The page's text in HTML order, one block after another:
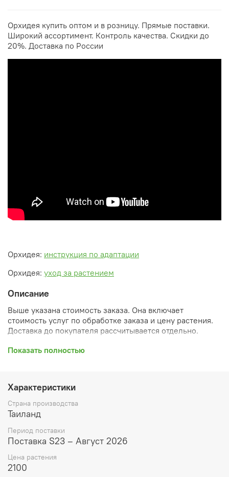
Орхидея купить оптом и в розницу. Прямые поставки.
Широкий ассортимент. Контроль качества. Скидки до
20%. Доставка по России
Орхидея: инструкция по адаптации
Орхидея: уход за растением
Описание
Выше указана стоимость заказа. Она включает
стоимость услуг по обработке заказа и цену растения.
Доставка до покупателя рассчитывается отдельно.
После оформления заказа вы получите его
скидки, уточнен способ доставки, сделано
бронирование и т.д.). Затем вам будут высланы
согласованные счета со ссылками на оплату услуг и
растений. При этом предварительный заказ теряет силу.
Внимание: фото в каталоге демонстрирует сорт, а не
растение, которое вы получите. Растения приезжают в
размере, указанном в карточке товара ниже.
Показать полностью
Характеристики
Страна производства
Таиланд
Период поставки
Поставка S23 – Август 2026
Цена растения
2100